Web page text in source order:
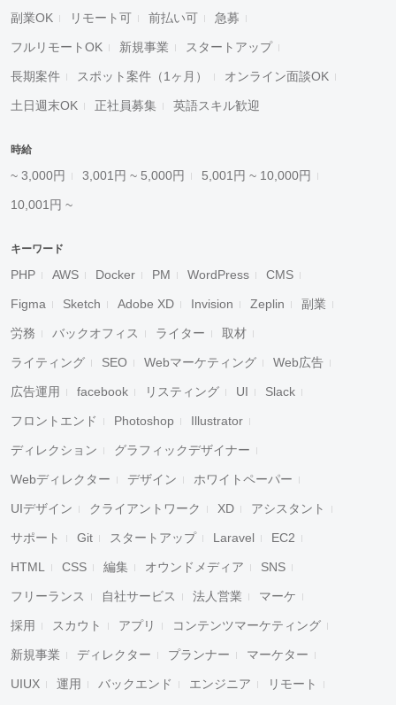
副業OK リモート可 前払い可 急募
フルリモートOK 新規事業 スタートアップ
長期案件 スポット案件（1ヶ月） オンライン面談OK
土日週末OK 正社員募集 英語スキル歓迎
時給
~ 3,000円 3,001円 ~ 5,000円 5,001円 ~ 10,000円
10,001円 ~
キーワード
PHP AWS Docker PM WordPress CMS
Figma Sketch Adobe XD Invision Zeplin 副業
労務 バックオフィス ライター 取材
ライティング SEO Webマーケティング Web広告
広告運用 facebook リスティング UI Slack
フロントエンド Photoshop Illustrator
ディレクション グラフィックデザイナー
Webディレクター デザイン ホワイトペーパー
UIデザイン クライアントワーク XD アシスタント
サポート Git スタートアップ Laravel EC2
HTML CSS 編集 オウンドメディア SNS
フリーランス 自社サービス 法人営業 マーケ
採用 スカウト アプリ コンテンツマーケティング
新規事業 ディレクター プランナー マーケター
UIUX 運用 バックエンド エンジニア リモート